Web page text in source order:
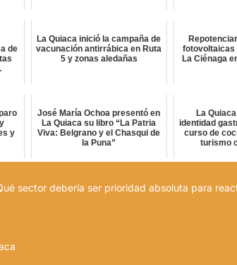
de
La Quiaca inició la campaña de
vacunación antirrábica en Ruta
5 y zonas aledañas
fotovoltaicas
La Ciénaga
y
José María Ochoa presentó en
La Quiaca su libro “La Patria
Viva: Belgrano y el Chasqui de
la Puna”
La
identidad
curso de
turismo
sector debería ser prioridad absoluta para